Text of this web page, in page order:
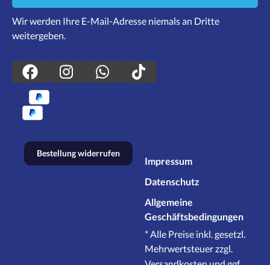
Wir werden Ihre E-Mail-Adresse niemals an Dritte
weitergeben.
Bestellung widerrufen
Impressum
Datenschutz
Allgemeine
Geschäftsbedingungen
* Alle Preise inkl. gesetzl.
Mehrwertsteuer zzgl.